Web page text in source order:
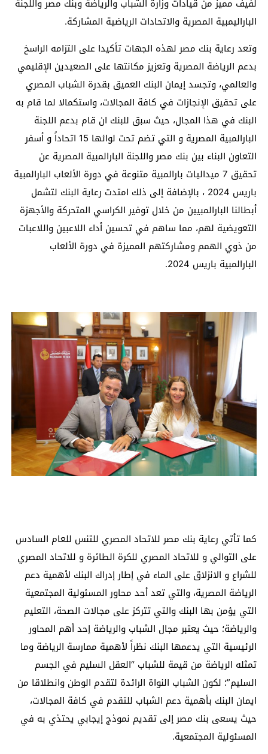
لفيف مميز من قيادات وزارة الشباب والرياضة وبنك مصر واللجنة
الباراليمبية المصرية والاتحادات الرياضية المشاركة.
وتعد رعاية بنك مصر لهذه الجهات تأكيدا على التزامه الراسخ
بدعم الرياضة المصرية وتعزيز مكانتها على الصعيدين الإقليمي
والعالمي، وتجسد إيمان البنك العميق بقدرة الشباب المصري
على تحقيق الإنجازات في كافة المجالات، واستكمالا لما قام به
البنك في هذا المجال، حيث سبق للبنك ان قام بدعم اللجنة
البارالمبية المصرية و التي تضم تحت لوائها 15 اتحاداً و أسفر
التعاون البناء بين بنك مصر واللجنة البارالمبية المصرية عن
تحقيق 7 ميداليات بارالمبية متنوعة في دورة الألعاب البارالمبية
باريس 2024 ، بالإضافة إلى ذلك امتدت رعاية البنك لتشمل
أبطالنا البارالمبيين من خلال توفير الكراسي المتحركة والأجهزة
التعويضية لهم، مما ساهم في تحسين أداء اللاعبين واللاعبات
من ذوي الهمم ومشاركتهم المميزة في دورة الألعاب
البارالمبية باريس 2024.
كما تأتي رعاية بنك مصر للاتحاد المصري للتنس للعام السادس
على التوالي و للاتحاد المصري للكرة الطائرة و للاتحاد المصري
للشراع و الانزلاق على الماء في إطار إدراك البنك لأهمية دعم
الرياضة المصرية، والتي تعد أحد محاور المسئولية المجتمعية
التي يؤمن بها البنك والتي تتركز على مجالات الصحة، التعليم
والرياضة؛ حيث يعتبر مجال الشباب والرياضة إحد أهم المحاور
الرئيسية التي يدعمها البنك نظراً لأهمية ممارسة الرياضة وما
تمثله الرياضة من قيمة للشباب “العقل السليم في الجسم
السليم”؛ لكون الشباب النواة الرائدة لتقدم الوطن وانطلاقا من
ايمان البنك بأهمية دعم الشباب للتقدم في كافة المجالات،
حيث يسعى بنك مصر إلى تقديم نموذج إيجابي يحتذي به في
المسئولية المجتمعية.